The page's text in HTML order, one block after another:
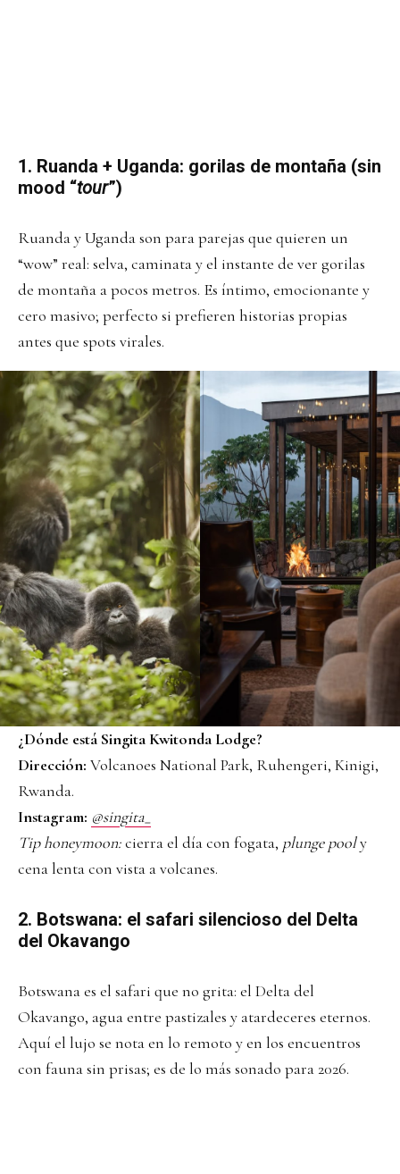
1. Ruanda + Uganda: gorilas de montaña (sin
mood “tour”)
Ruanda y Uganda son para parejas que quieren un
“wow” real: selva, caminata y el instante de ver gorilas
de montaña a pocos metros. Es íntimo, emocionante y
cero masivo; perfecto si prefieren historias propias
antes que spots virales.
¿Dónde está Singita Kwitonda Lodge?
Dirección: Volcanoes National Park, Ruhengeri, Kinigi,
Rwanda.
Instagram: @singita_
Tip honeymoon:cierra el día con fogata, plunge pooly
cena lenta con vista a volcanes.
2. Botswana: el safari silencioso del Delta
del Okavango
Botswana es el safari que no grita: el Delta del
Okavango, agua entre pastizales y atardeceres eternos.
Aquí el lujo se nota en lo remoto y en los encuentros
con fauna sin prisas; es de lo más sonado para 2026.